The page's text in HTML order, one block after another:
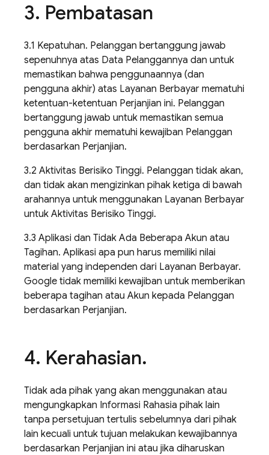
3. Pembatasan
3.1 Kepatuhan. Pelanggan bertanggung jawab
sepenuhnya atas Data Pelanggannya dan untuk
memastikan bahwa penggunaannya (dan
pengguna akhir) atas Layanan Berbayar mematuhi
ketentuan-ketentuan Perjanjian ini. Pelanggan
bertanggung jawab untuk memastikan semua
pengguna akhir mematuhi kewajiban Pelanggan
berdasarkan Perjanjian.
3.2 Aktivitas Berisiko Tinggi. Pelanggan tidak akan,
dan tidak akan mengizinkan pihak ketiga di bawah
arahannya untuk menggunakan Layanan Berbayar
untuk Aktivitas Berisiko Tinggi.
3.3 Aplikasi dan Tidak Ada Beberapa Akun atau
Tagihan. Aplikasi apa pun harus memiliki nilai
material yang independen dari Layanan Berbayar.
Google tidak memiliki kewajiban untuk memberikan
beberapa tagihan atau Akun kepada Pelanggan
berdasarkan Perjanjian.
4. Kerahasian.
Tidak ada pihak yang akan menggunakan atau
mengungkapkan Informasi Rahasia pihak lain
tanpa persetujuan tertulis sebelumnya dari pihak
lain kecuali untuk tujuan melakukan kewajibannya
berdasarkan Perjanjian ini atau jika diharuskan